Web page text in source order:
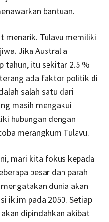
bantuan.
menarik. Tulavu memiliki
Jika Australia
tahun, itu sekitar 2.5 %
ada faktor politik di
salah satu dari
masih mengakui
hubungan dengan
merangkum Tulavu.
mari kita fokus kepada
besar dan parah
dunia akan
iklim pada 2050. Setiap
dipindahkan akibat